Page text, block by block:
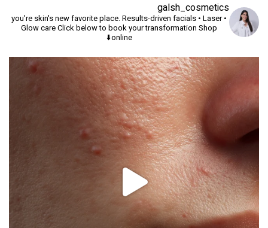
galsh_cosmetics
you're skin's new favorite place.Results-driven facials • Laser •
Glow careClick below to book your transformation Shop
online⬇️